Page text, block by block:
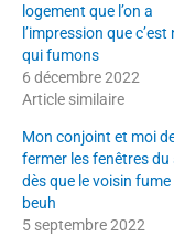
logement que l’on a
l’impression que c’est
qui fumons
6 décembre 2022
Article similaire
Mon conjoint et moi
fermer les fenêtres du
dès que le voisin fume
beuh
5 septembre 2022